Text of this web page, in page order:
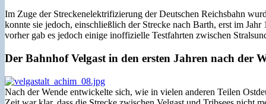
Im Zuge der Streckenelektrifizierung der Deutschen Reichsbahn
konnte sie jedoch, einschließlich der Strecke nach Barth, erst im
vorher gab es jedoch einige inoffizielle Testfahrten zwischen
Der Bahnhof Velgast in den ersten Jahren nach der
Nach der Wende entwickelte sich, wie in vielen anderen Teilen